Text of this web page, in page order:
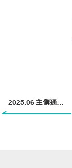
2025.06 主僕通訊出刊了！